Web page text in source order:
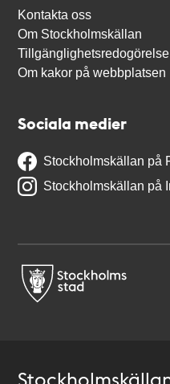
Kontakta oss
Om Stockholmskällan
Tillgänglighetsredogörelse
Om kakor på webbplatsen
Sociala medier
Stockholmskällan på
Stockholmskällan på